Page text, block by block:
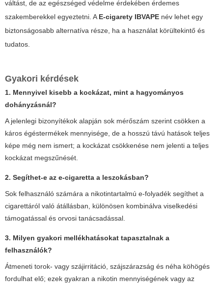
váltást, de az egészséged védelme érdekében érdemes
szakemberekkel egyeztetni. A E-cigarety IBVAPE név lehet egy
biztonságosabb alternatíva része, ha a használat körültekintő és
tudatos.
Gyakori kérdések
1. Mennyivel kisebb a kockázat, mint a hagyományos
dohányzásnál?
A jelenlegi bizonyítékok alapján sok mérőszám szerint csökken a
káros égéstermékek mennyisége, de a hosszú távú hatások teljes
képe még nem ismert; a kockázat csökkenése nem jelenti a teljes
kockázat megszűnését.
2. Segíthet-e az e-cigaretta a leszokásban?
Sok felhasználó számára a nikotintartalmú e-folyadék segíthet a
cigarettáról való átállásban, különösen kombinálva viselkedési
támogatással és orvosi tanácsadással.
3. Milyen gyakori mellékhatásokat tapasztalnak a
felhasználók?
Átmeneti torok- vagy szájirritáció, szájszárazság és néha köhögés
fordulhat elő; ezek gyakran a nikotin mennyiségének vagy az